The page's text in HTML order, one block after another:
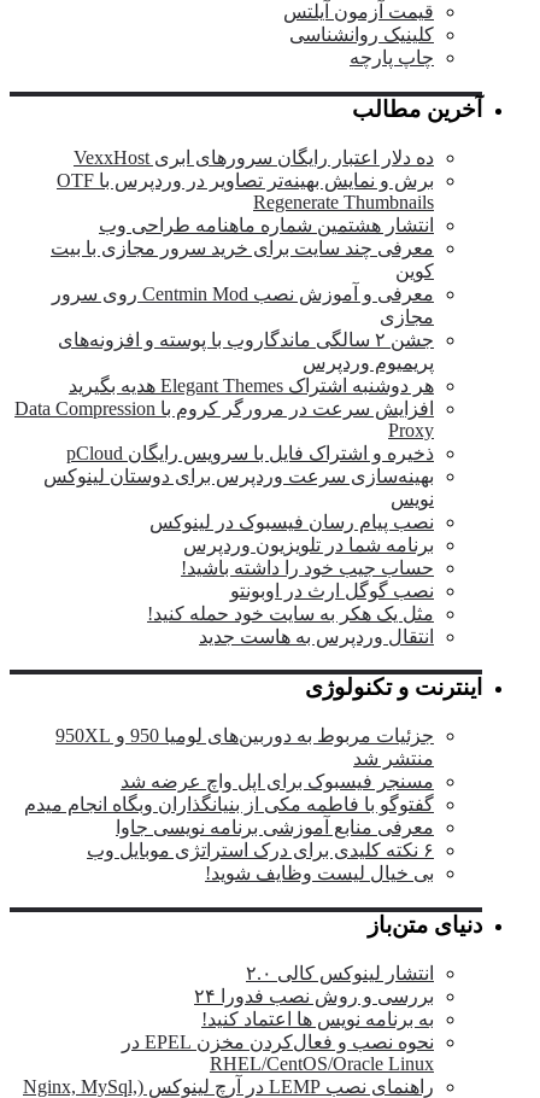
قیمت آزمون آیلتس
کلینیک روانشناسی
چاپ پارچه
آخرین مطالب
ده دلار اعتبار رایگان سرورهای ابری VexxHost
برش و نمایش بهینه‌تر تصاویر در وردپرس با OTF
Regenerate Thumbnails
انتشار هشتمین شماره ماهنامه طراحی وب
معرفی چند سایت برای خرید سرور مجازی با بیت
معرفی و آموزش نصب Centmin Mod روی سرور
مجازی
جشن ۲ سالگی ماندگار‌وب با پوسته و افزونه‌های
پریمیوم وردپرس
هر دوشنبه اشتراک Elegant Themes هدیه بگیرید
افزایش سرعت در مرورگر کروم با Data Compression
Proxy
ذخیره و اشتراک فایل با سرویس رایگان pCloud
بهینه‌سازی سرعت وردپرس برای دوستان لینوکس
نویس
نصب پیام رسان فیسبوک در لینوکس
برنامه شما در تلویزیون وردپرس
حساب جیب خود را داشته باشید!
نصب گوگل ارث در اوبونتو
مثل یک هکر به سایت خود حمله کنید!
انتقال وردپرس به هاست جدید
اینترنت و تکنولوژی
جزئیات مربوط به دوربین‌های لومیا 950 و 950XL
منتشر شد
مسنجر فیسبوک برای اپل واچ عرضه شد
گفتوگو با فاطمه مکی از بنیانگذاران وبگاه انجام میدم
معرفی منابع آموزشی برنامه نویسی جاوا
بی خیال لیست وظایف شوید!
دنیای متن‌باز
انتشار لینوکس کالی ۲.۰
بررسی و روش نصب فدورا ۲۴
به برنامه نویس ها اعتماد کنید!
نحوه نصب و فعال‌کردن مخزن EPEL در
RHEL/CentOS/Oracle Linux
راهنمای نصب LEMP در آرچ لینوکس (Nginx, MySql,